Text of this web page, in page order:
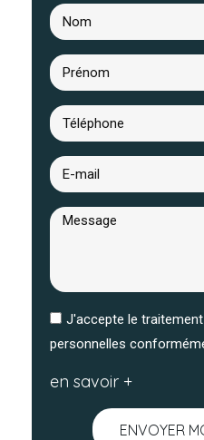
J'accepte le
personnelles
en savoir +
ENVOYER